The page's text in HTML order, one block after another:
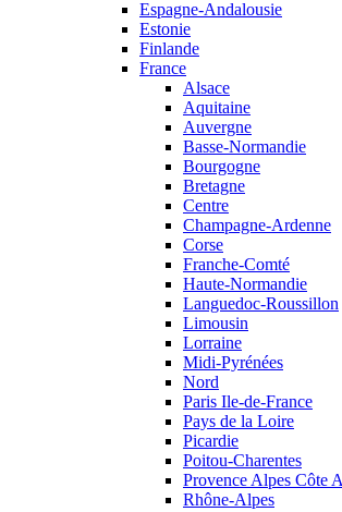
Espagne-Andalousie
Estonie
Finlande
France
Alsace
Aquitaine
Auvergne
Basse-Normandie
Bourgogne
Bretagne
Centre
Champagne-Ardenne
Corse
Franche-Comté
Haute-Normandie
Languedoc-Roussillon
Limousin
Lorraine
Midi-Pyrénées
Nord
Paris Ile-de-France
Pays de la Loire
Picardie
Poitou-Charentes
Provence Alpes Côte
Rhône-Alpes